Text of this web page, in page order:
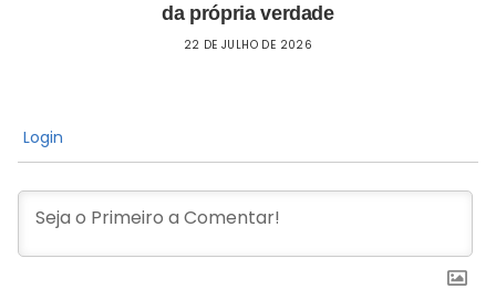
da própria verdade
22 DE JULHO DE 2026
Login